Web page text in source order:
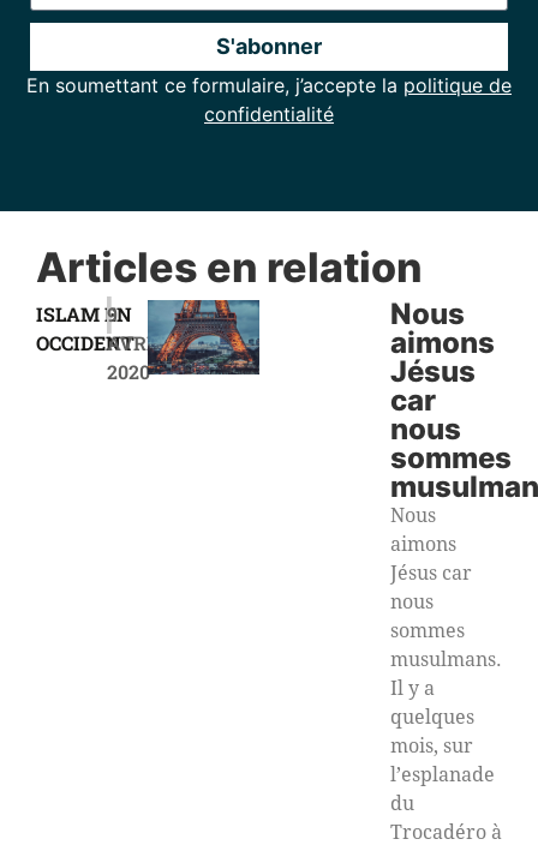
S'abonner
Alternative:
En soumettant ce formulaire, j’accepte la politique de
confidentialité
Articles en relation
ISLAM EN
OCCIDENT
|
9
AVRIL
2020
Nous
aimons
Jésus
car
nous
sommes
Nous
aimons
Jésus car
nous
sommes
musulmans.
Il y a
quelques
mois, sur
l’esplanade
du
Trocadéro à